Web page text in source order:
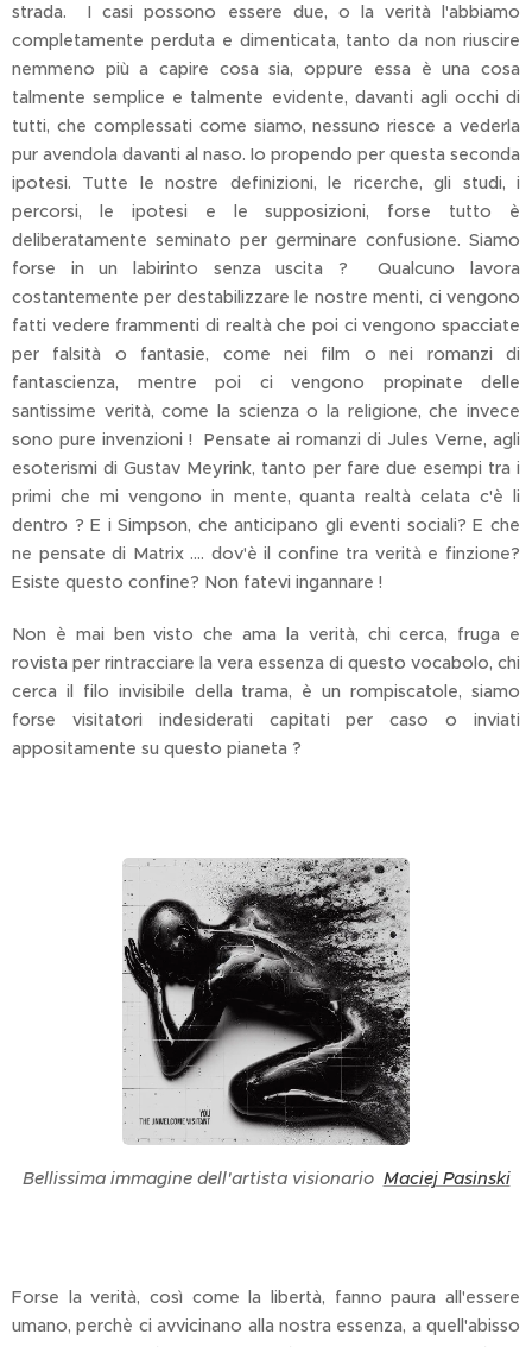
strada. I casi possono essere due, o la verità l'abbiamo
completamente perduta e dimenticata, tanto da non riuscire
nemmeno più a capire cosa sia, oppure essa è una cosa
talmente semplice e talmente evidente, davanti agli occhi di
tutti, che complessati come siamo, nessuno riesce a vederla
pur avendola davanti al naso. Io propendo per questa seconda
ipotesi. Tutte le nostre definizioni, le ricerche, gli studi, i
percorsi, le ipotesi e le supposizioni, forse tutto è
deliberatamente seminato per germinare confusione. Siamo
forse in un labirinto senza uscita ? Qualcuno lavora
costantemente per destabilizzare le nostre menti, ci vengono
fatti vedere frammenti di realtà che poi ci vengono spacciate
per falsità o fantasie, come nei film o nei romanzi di
fantascienza, mentre poi ci vengono propinate delle
santissime verità, come la scienza o la religione, che invece
sono pure invenzioni ! Pensate ai romanzi di Jules Verne, agli
esoterismi di Gustav Meyrink, tanto per fare due esempi tra i
primi che mi vengono in mente, quanta realtà celata c'è li
dentro ? E i Simpson, che anticipano gli eventi sociali? E che
ne pensate di Matrix .... dov'è il confine tra verità e finzione?
Esiste questo confine? Non fatevi ingannare !
Non è mai ben visto che ama la verità, chi cerca, fruga e
rovista per rintracciare la vera essenza di questo vocabolo, chi
cerca il filo invisibile della trama, è un rompiscatole, siamo
forse visitatori indesiderati capitati per caso o inviati
appositamente su questo pianeta ?
Bellissima immagine dell'artista visionario Maciej Pasinski
Forse la verità, così come la libertà, fanno paura all'essere
umano, perchè ci avvicinano alla nostra essenza, a quell'abisso